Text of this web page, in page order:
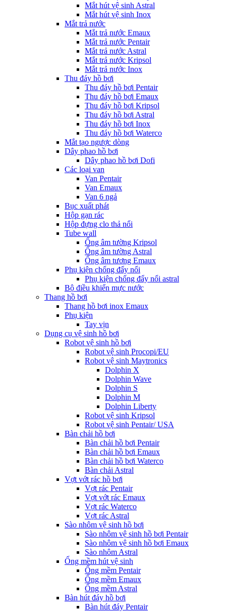
Mắt hút vệ sinh Astral
Mắt hút vệ sinh Inox
Mắt trả nước
Mắt trả nước Emaux
Mắt trả nước Pentair
Mắt trả nước Astral
Mắt trả nước Kripsol
Mắt trả nước Inox
Thu đáy hồ bơi
Thu đáy hồ bơi Pentair
Thu đáy hồ bơi Emaux
Thu đáy hồ bơi Kripsol
Thu đáy hồ bơi Astral
Thu đáy hồ bơi Inox
Thu đáy hồ bơi Waterco
Mắt tạo ngược dòng
Dây phao hồ bơi
Dây phao hồ bơi Dofi
Các loại van
Van Pentair
Van Emaux
Van 6 ngả
Bục xuất phát
Hộp gạn rác
Hộp đựng clo thả nổi
Tube wall
Ống âm tường Kripsol
Ống âm tường Astral
Ống âm tương Emaux
Phụ kiện chống đẩy nổi
Phụ kiện chống đẩy nổi astral
Bộ điều khiển mực nước
Thang hồ bơi
Thang hồ bơi inox Emaux
Phụ kiện
Tay vịn
Dụng cụ vệ sinh hồ bơi
Robot vệ sinh hồ bơi
Robot vệ sinh Procopi/EU
Robot vệ sinh Maytronics
Dolphin X
Dolphin Wave
Dolphin S
Dolphin M
Dolphin Liberty
Robot vệ sinh Kripsol
Robot vệ sinh Pentair/ USA
Bàn chải hồ bơi
Bàn chải hồ bơi Pentair
Bàn chải hồ bơi Emaux
Bàn chải hồ bơi Waterco
Bàn chải Astral
Vợt vớt rác hồ bơi
Vợt rác Pentair
Vợt vớt rác Emaux
Vợt rác Waterco
Vợt rác Astral
Sào nhôm vệ sinh hồ bơi
Sào nhôm vệ sinh hồ bơi Pentair
Sào nhôm vệ sinh hồ bơi Emaux
Sào nhôm Astral
Ống mềm hút vệ sinh
Ống mềm Pentair
Ống mềm Emaux
Ống mềm Astral
Bàn hút đáy hồ bơi
Bàn hút đáy Pentair